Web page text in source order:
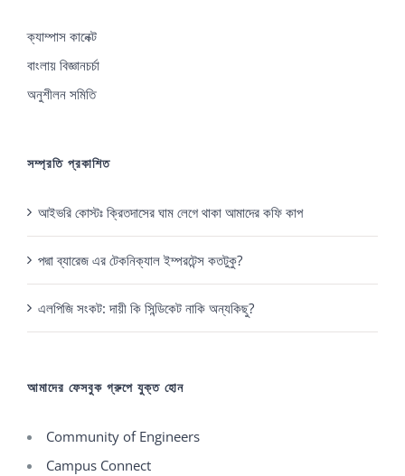
ক্যাম্পাস কানেক্ট
বাংলায় বিজ্ঞানচর্চা
অনুশীলন সমিতি
সম্প্রতি প্রকাশিত
আইভরি কোস্টঃ ক্রিতদাসের ঘাম লেগে থাকা আমাদের কফি কাপ
পদ্মা ব্যারেজ এর টেকনিক্যাল ইম্পরটেন্স কতটুকু?
এলপিজি সংকট: দায়ী কি সিন্ডিকেট নাকি অন্যকিছু?
আমাদের ফেসবুক গ্রুপে যুক্ত হোন
Community of Engineers
Campus Connect